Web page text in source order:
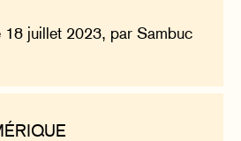
18 juillet 2023, par Sambuc